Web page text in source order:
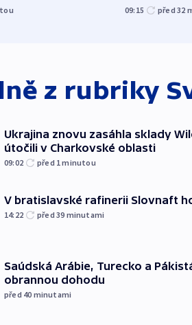
09:15 před 32
z rubriky
Ukrajina znovu zasáhla sklady
útočili v Charkovské oblasti
09:02 před 1minutou
V bratislavské rafinerii Slovnaft
14:22 před 39 minutami
Saúdská Arábie, Turecko a
obrannou dohodu
před 40 minutami